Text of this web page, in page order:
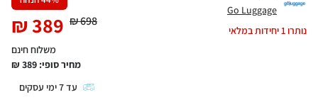
Go Luggage
נותרו1יחידות במלאי
698
₪
389
₪
משלוח חינם
מחיר סופי: 389
₪
עד7ימי עסקים